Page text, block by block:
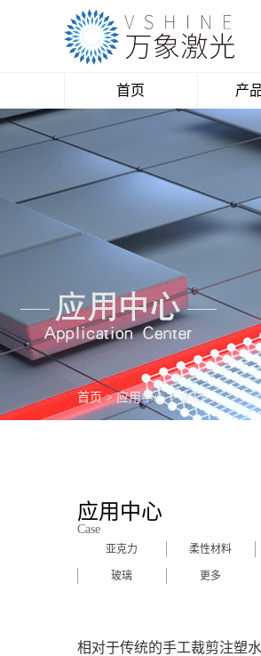
首页 产
激
激
激光
激
首页 > 应用中心 > 水口
应用中心
Case
亚克力 柔性材料
玻璃 更多
相对于传统的手工裁剪注塑